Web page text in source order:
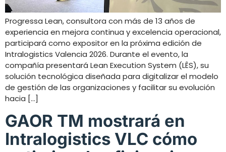
Progressa Lean, consultora con más de 13 años de
experiencia en mejora continua y excelencia operacional,
participará como expositor en la próxima edición de
Intralogistics Valencia 2026. Durante el evento, la
compañía presentará Lean Execution System (LÊS), su
solución tecnológica diseñada para digitalizar el modelo
de gestión de las organizaciones y facilitar su evolución
hacia […]
GAOR TM mostrará en
Intralogistics VLC cómo